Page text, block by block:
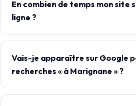
En combien de temps mon site
ligne ?
Vais-je apparaître sur Google
recherches « à Marignane » ?